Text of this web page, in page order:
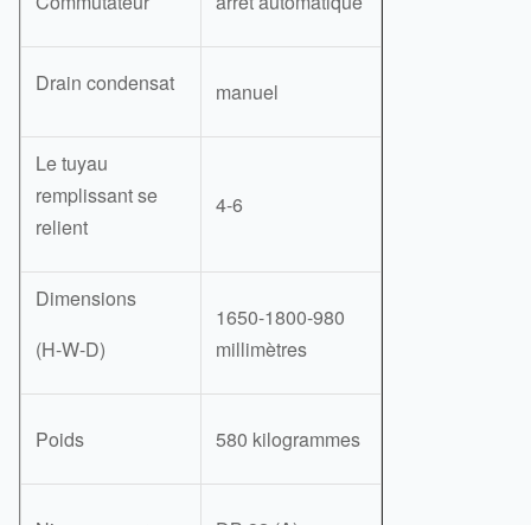
Drain condensat manuel
Le tuyau
remplissant se
relient
4-6
Dimensions
(H-W-D)
1650-1800-980
millimètres
Poids 580 kilogrammes